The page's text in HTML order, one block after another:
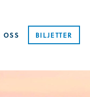
OSS BILJETTER